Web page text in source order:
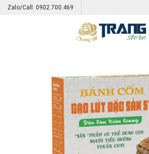
SkipZalo/Call: 0902.700.469